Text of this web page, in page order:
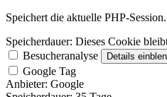
Speichert die aktuelle PHP-Session.
Speicherdauer: Dieses Cookie
Besucheranalyse
Details
Google Tag
Anbieter: Google